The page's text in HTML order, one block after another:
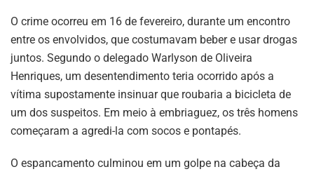
O crime ocorreu em 16 de fevereiro, durante um encontro
entre os envolvidos, que costumavam beber e usar drogas
juntos. Segundo o delegado Warlyson de Oliveira
Henriques, um desentendimento teria ocorrido após a
vítima supostamente insinuar que roubaria a bicicleta de
um dos suspeitos. Em meio à embriaguez, os três homens
começaram a agredi-la com socos e pontapés.
O espancamento culminou em um golpe na cabeça da